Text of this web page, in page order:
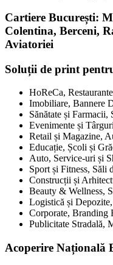
Cartiere București:
Colentina, Berceni,
Aviatoriei
Soluții de print
HoReCa,
Imobiliare, Bannere
Sănătate și Farmacii,
Evenimente și
Retail și Magazine,
Educație, Școli și
Auto, Service-uri și
Sport și Fitness, Săli
Construcții și
Beauty & Wellness,
Logistică și
Corporate, Branding
Publicitate Stradală,
Acoperire Națională